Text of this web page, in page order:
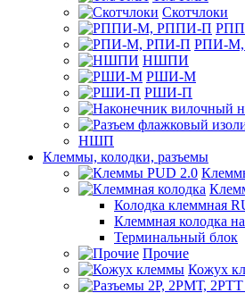
Скотчлоки
РПИ-
НШПИ
РШИ-М
РШИ-П
НШП
Клеммы, колодки, разъемы
Колодка клеммная
Клеммная колодка
Терминальный блок
Прочие
Кожух